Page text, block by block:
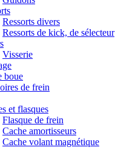
Ressorts divers
Ressorts de kick, de sélecteur
Visserie
boue
de frein
et flasques
Flasque de frein
Cache amortisseurs
Cache volant magnétique